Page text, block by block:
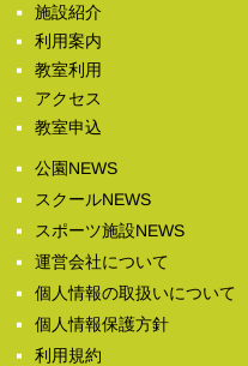
施設紹介
利用案内
教室利用
アクセス
教室申込
公園NEWS
スクールNEWS
スポーツ施設NEWS
運営会社について
個人情報の取扱いについて
個人情報保護方針
利用規約